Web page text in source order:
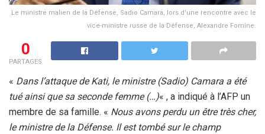
Le ministre malien de la Défense, Sadio Camara, lors d'une rencontre avec le
vice-ministre russe de la Défense, Alexandre Fomine.
0
PARTAGES
« Dans l’attaque de Kati, le ministre (Sadio) Camara a été
tué ainsi que sa seconde femme (…)« , a indiqué à l’AFP un
membre de sa famille. « Nous avons perdu un être très cher,
le ministre de la Défense. Il est tombé sur le champ